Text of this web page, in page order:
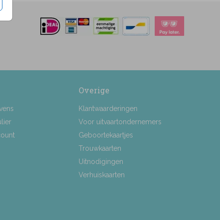
Overige
Klantwaarderingen
Voor uitvaartondernemers
Geboortekaartjes
Trouwkaarten
Uitnodigingen
Verhuiskaarten